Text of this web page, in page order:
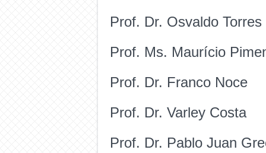
Prof. Dr. Osvaldo Torres
Prof. Ms. Maurício
Prof. Dr. Franco Noce
Prof. Dr. Varley Costa
Prof. Dr. Pablo Juan